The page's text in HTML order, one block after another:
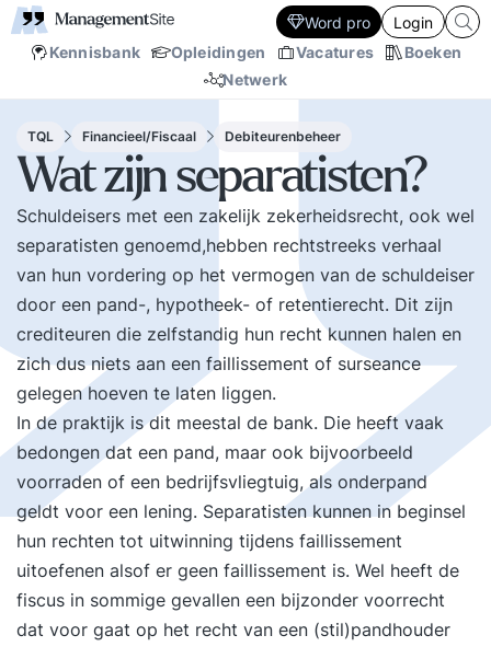
Kennisbank Opleidingen Vacatures
Boeken
Netwerk
Word pro Login
TQL Financieel/Fiscaal Debiteurenbeheer
Wat zijn separatisten?
Schuldeisers met een zakelijk zekerheidsrecht, ook wel
separatisten genoemd,hebben rechtstreeks verhaal
van hun vordering op het vermogen van de schuldeiser
door een pand-, hypotheek- of retentierecht. Dit zijn
crediteuren die zelfstandig hun recht kunnen halen en
zich dus niets aan een faillissement of surseance
gelegen hoeven te laten liggen.
In de praktijk is dit meestal de bank. Die heeft vaak
bedongen dat een pand, maar ook bijvoorbeeld
voorraden of een bedrijfsvliegtuig, als onderpand
geldt voor een lening. Separatisten kunnen in beginsel
hun rechten tot uitwinning tijdens faillissement
uitoefenen alsof er geen faillissement is. Wel heeft de
fiscus in sommige gevallen een bijzonder voorrecht
dat voor gaat op het recht van een (stil)pandhouder